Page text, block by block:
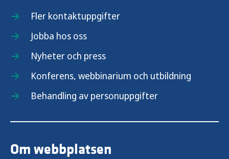
Fler kontaktuppgifter
Jobba hos oss
Nyheter och press
Konferens, webbinarium och utbildning
Behandling av personuppgifter
Om webbplatsen